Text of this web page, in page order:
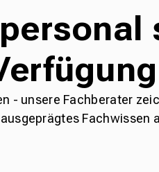
- unsere Fachberater
Fachwissen